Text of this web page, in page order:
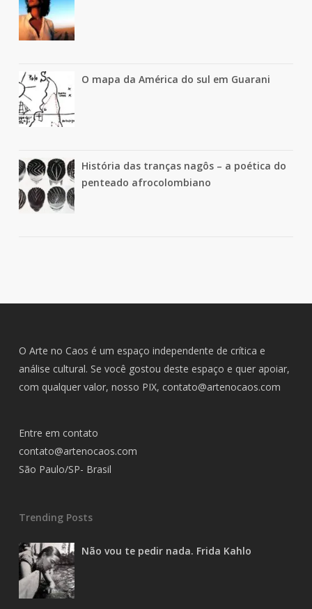
O mapa da América do sul em Guarani
História das tranças nagôs – a poética do
penteado afrocolombiano
O Arte no Caos é um espaço independente de crítica e
análise cultural. Se você gostou deste espaço e quer apoiar,
com qualquer valor, nosso PIX, contato@artenocaos.com
Entre em contato
contato@artenocaos.com
São Paulo/SP- Brasil
Trending Posts
Não vou te pedir nada. Frida Kahlo